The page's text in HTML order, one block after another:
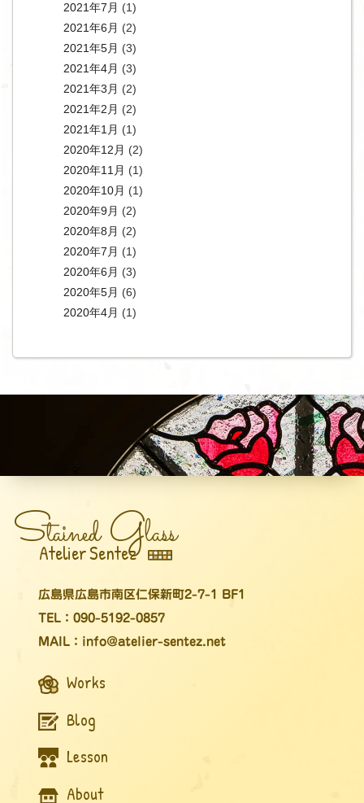
2021年7月 (1)
2021年6月 (2)
2021年5月 (3)
2021年4月 (3)
2021年3月 (2)
2021年2月 (2)
2021年1月 (1)
2020年12月 (2)
2020年11月 (1)
2020年10月 (1)
2020年9月 (2)
2020年8月 (2)
2020年7月 (1)
2020年6月 (3)
2020年5月 (6)
2020年4月 (1)
Stained Glass
Atelier Sentez
広島県広島市南区仁保新町2-7-1 BF1
TEL：090-5192-0857
MAIL：info@atelier-sentez.net
Works
Blog
Lesson
About